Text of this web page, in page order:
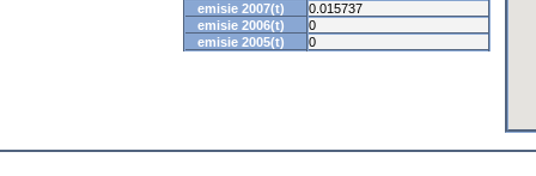
emisie 2007(t)
0.015737
emisie 2006(t)
0
emisie 2005(t)
0